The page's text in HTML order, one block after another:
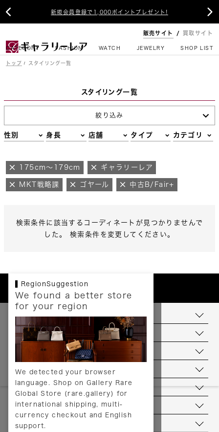
新規会員登録で1,000ポイントプレゼント!
 
販売サイト 買取サイト
CATEGORY FASHION WATCH JEWELRY SHOP LIST
トップ スタイリング一覧
スタイリング一覧
絞り込み
性別 身長 店舗 タイプ カテゴリ
175cm～179cm ギャラリーレア
MKT戦略課 ゴヤール 中古B/Fair+
検索条件に該当するコーディネートが見つかりませんで
した。 検索条件を変更してください。
RegionSuggestion
We found a better store
for your region
We detected your browser
language. Shop on Gallery Rare
Global Store (rare.gallery) for
international shipping, multi-
currency checkout and English
support.
お支払いについて
配送について
送料について
返品について
ヘルプ
お問い合わせ